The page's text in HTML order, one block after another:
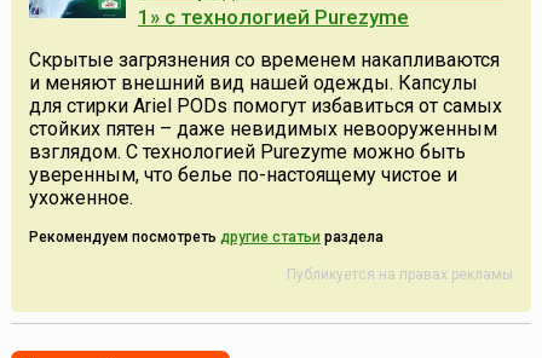
1» с технологией Purezyme
Скрытые загрязнения со временем накапливаются
и меняют внешний вид нашей одежды. Капсулы
для стирки Ariel PODs помогут избавиться от самых
стойких пятен – даже невидимых невооруженным
взглядом. С технологией Purezyme можно быть
уверенным, что белье по-настоящему чистое и
ухоженное.
Рекомендуем посмотреть другие статьи раздела
Публикуется на правах рекламы